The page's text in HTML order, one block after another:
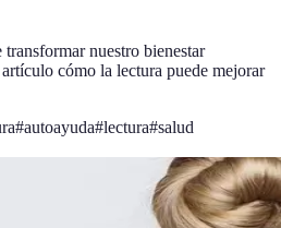
nuestro bienestar
cómo la lectura puede mejorar
#autoayuda#lectura#salud